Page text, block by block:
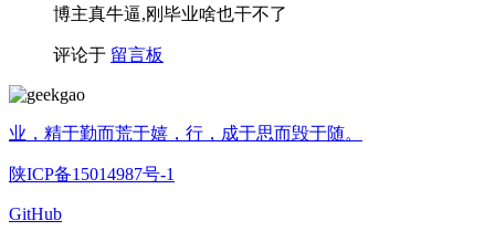
博主真牛逼,刚毕业啥也干不了
评论于 留言板
业，精于勤而荒于嬉，行，成于思而毁于随。
陕ICP备15014987号-1
GitHub